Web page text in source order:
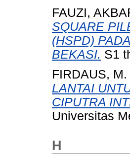
FAUZI,
SQUARE
(HSPD)
BEKASI. S1
FIRDAUS, M.
LANTAI
CIPUTRA
Universitas
H